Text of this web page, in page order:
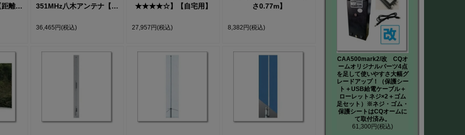
距離
】
351MHz八木アンテナ【距
り返しご連絡致します
36,465円(税込)
★★★★☆】【自宅用】
27,957円(税込)
さ0.77m】
8,382円(税込)
CAA500mark2/改 CQオ
ームオリジナルパーツ4点
を足して使いやすさ大幅グ
レードアップ！（保護シー
ト＋USB給電ケーブル＋
ローレットネジ×2＋ゴム
足セット）※ネジ・ゴム・
保護シートはCQオームに
て取付済み。
61,300円(税込)